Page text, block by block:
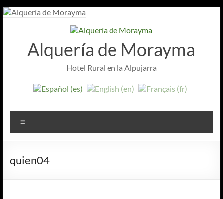
Saltar
Alquería de Morayma
Hotel Rural en la Alpujarra
quien04